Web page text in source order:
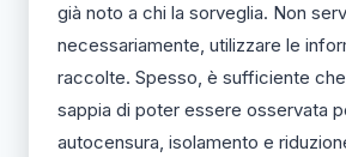
già noto a chi la sorveglia. Non
necessariamente, utilizzare le
raccolte. Spesso, è sufficiente
sappia di poter essere osservata
autocensura, isolamento e